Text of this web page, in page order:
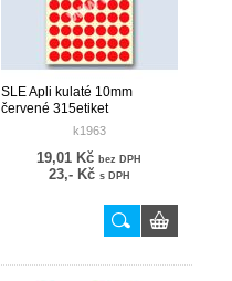
SLE Apli kulaté 10mm
červené 315etiket
k1963
19,01 Kč bez DPH
23,- Kč s DPH